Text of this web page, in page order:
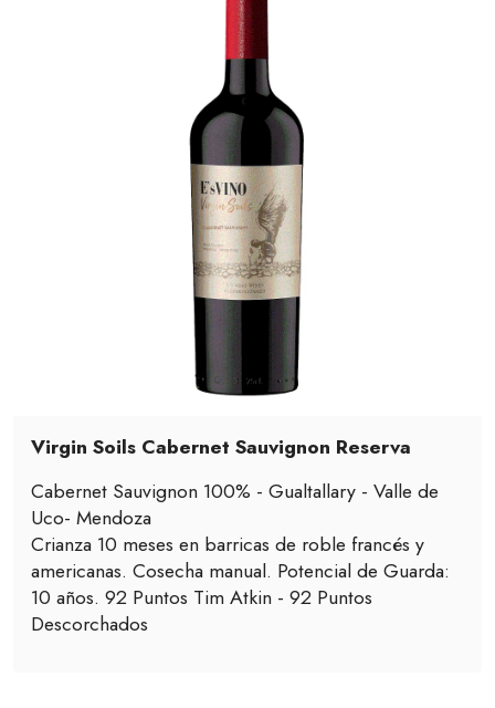
Virgin Soils Cabernet Sauvignon Reserva
Cabernet Sauvignon 100% - Gualtallary - Valle de
Uco- Mendoza
Crianza 10 meses en barricas de roble francés y
americanas. Cosecha manual. Potencial de Guarda:
10 años. 92 Puntos Tim Atkin - 92 Puntos
Descorchados